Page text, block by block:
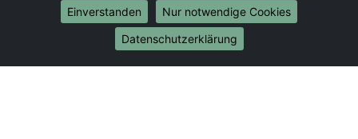
Umzug von Leverkusen nach Münster
Internationale-Umzüge
Umzug von Leverkusen nach Brasilien
Einverstanden
Nur notwendige Cookies
Datenschutzerklärung